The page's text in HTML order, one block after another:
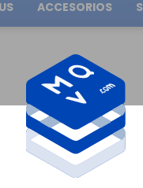
en pedidos superiores a
ACCESORIOS
LUSH Q2 BATTERY CHARGER